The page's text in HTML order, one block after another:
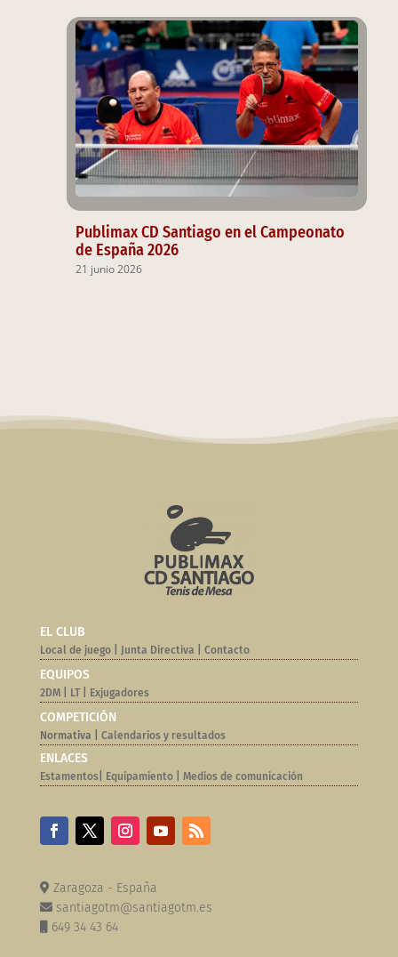
Publimax CD Santiago en el Campeonato
de España 2026
21 junio 2026
EL CLUB
Local de juego| Junta Directiva Contacto
EQUIPOS
2DM| LT| Exjugadores
COMPETICIÓN
Normativa | Calendarios y resultados
ENLACES
Estamentos| Equipamiento| Medios de comunicación
Zaragoza - España
santiagotm@santiagotm.es
649 34 43 64